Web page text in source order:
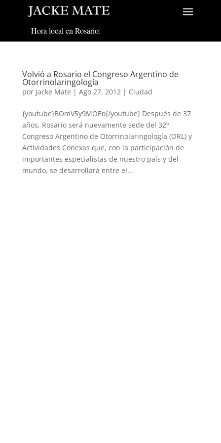
Hora local en Rosario:
Volvió a Rosario el Congreso Argentino de
Otorrinolaringología
por Jacke Mate | Ago 27, 2012 | Ciudad
{youtube}BOmV5y9MOEo{/youtube} Después de 37
años, Rosario será nuevamente sede del 32º
Congreso Argentino de Otorrinolaringología (ORL) y
Actividades Conexas que, con la participación de
importantes especialistas de nuestro país y del
mundo, se desarrollará entre el...